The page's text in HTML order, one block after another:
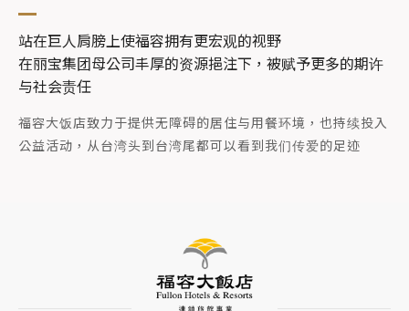
站在巨人肩膀上使福容拥有更宏观的视野
在丽宝集团母公司丰厚的资源挹注下，被赋予更多的期许
与社会责任
福容大饭店致力于提供无障碍的居住与用餐环境，也持续投入
公益活动，从台湾头到台湾尾都可以看到我们传爱的足迹